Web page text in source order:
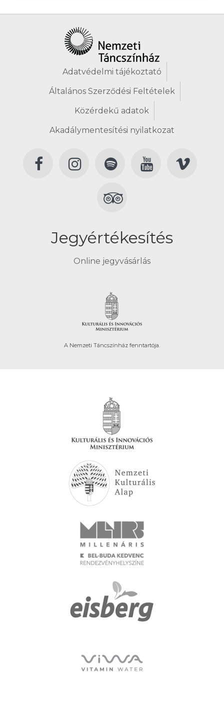
Adatvédelmi tájékoztató
Általános Szerződési Feltételek
Közérdekű adatok
Akadálymentesítési nyilatkozat
Jegyértékesítés
Online jegyvásárlás
A Nemzeti Táncszínház fenntartója.